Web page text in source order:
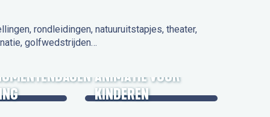
rondleidingen, natuuruitstapjes, theater,
golfwedstrijden…
ANIMATIE VOOR
KINDEREN